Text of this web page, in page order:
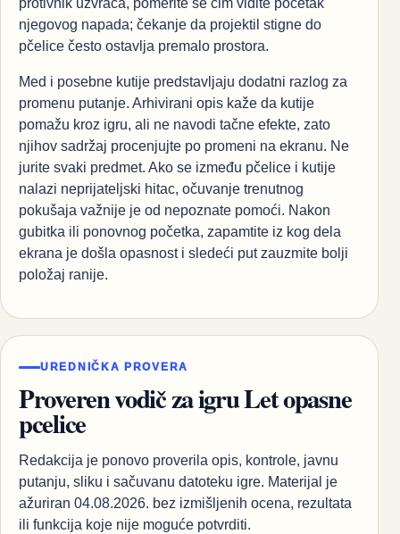
njegovog napada; čekanje da projektil stigne do
pčelice često ostavlja premalo prostora.
Med i posebne kutije predstavljaju dodatni razlog za
promenu putanje. Arhivirani opis kaže da kutije
pomažu kroz igru, ali ne navodi tačne efekte, zato
njihov sadržaj procenjujte po promeni na ekranu. Ne
jurite svaki predmet. Ako se između pčelice i kutije
nalazi neprijateljski hitac, očuvanje trenutnog
pokušaja važnije je od nepoznate pomoći. Nakon
gubitka ili ponovnog početka, zapamtite iz kog dela
ekrana je došla opasnost i sledeći put zauzmite bolji
položaj ranije.
UREDNIČKA PROVERA
Proveren vodič za igru Let opasne
pcelice
Redakcija je ponovo proverila opis, kontrole, javnu
putanju, sliku i sačuvanu datoteku igre. Materijal je
ažuriran 04.08.2026. bez izmišljenih ocena, rezultata
ili funkcija koje nije moguće potvrditi.